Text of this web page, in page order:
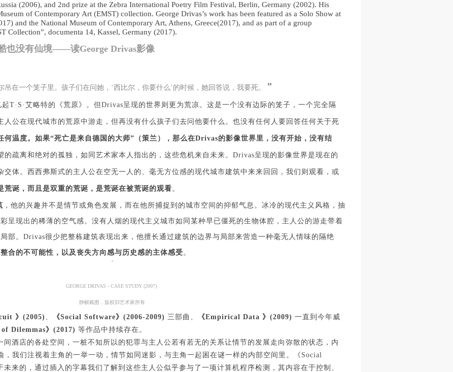
(2006), and 2nd prize at the Zebra International Poetry Film Festival, Berlin, Germany (2002). His
of Contemporary Art (EMST) collection. George Drivas’s work has been featured as a Solo Show at
and the National Museum of Contemporary Art, Athens, Greece(2017), and as part of a group
Collection”, documenta 14, Kassel, Germany (2017).
也没有仙境——读George Drivas影像
在一个笼子里。孩子们在问她，‘西比尔，你要什么’的时候，她回答说，我要死。 ”
T·S·艾略特的《荒原》。但Drivas呈现的世界则更为荒凉。这是一个没有边际的笼子，一个完全隔
人公在现代城市的荒原中游走，但再没有什么孩子们去问他要什么。也没有任何人要回答任何关于死
何温度。如果“死亡是来自德国的大师”（策兰），那么在Drivas的影像世界里，没有开始，没有结
的疏离和绝对的孤独，如同艺术家本人指出的，这些危机来自未来。Drivas呈现的影像世界是现在的
交体。西西弗斯式的主人公在空无一人的、毫无方位感的现代城市建筑中来来回回，我们则观看，或
荒诞，而且是双重的荒诞，是荒诞在被荒诞的观看。
，他的兴趣并不是情节或角色发展，而在他所捕捉到的城市空间的抑郁气息。冰冷的现代主义风格，抽
呈现出的稀薄的空气感。没有人烟的现代主义城市如同某种早已僵死的生物体腔，主人公的游走带着
部。Drivas很少把整栋建筑表现出来，他擅长通过建筑的边界与局部来营造一种毫无人情味的隔绝
合的不可能性，以及丧失方向感与历史感的主体感受。
GEORGE DRIVAS - CASE STUDY (2007)
静帧截图，版权归艺术家所有
》(2005)、 《Social Software》(2006-2009) 三部曲、 《Empirical Data 》(2009) 一直到今年威
Dilemmas》(2017) 等作品中持续存在。
酒店的各处空间，一桩不知所以的犯罪与主人公若有若无的关系让情节的发展走向弥散的状态，内
，我们注视着主角的一举一动，情节如同迷影，与主角一起困在谜一样的内部空间里。《Social
来的，通过插入的字幕我们了解到这些主人公似乎参与了一项计算机程序检测，其内容在于控制、
央美术学院美术馆活动安全免责协议书
一条
加本次活动者必须遵守中华人民共和国的相关法律、法规，必须遵循道德
社会公德规范，并应该具备以人为本、团结友爱、互相帮助和助人为乐的
好品质。
三条
加活动者在此次活动期间的人身安全责任自负。鼓励参加者自行购买人身
全保险。活动中一旦出现事故，活动中任何非事故当事人及美术馆将不承
人身事故的任何责任，但有互相援助的义务。参加活动的成员应当积极主
的组织实施救援工作，但对事故本身不承担任何法律责任和经济责任。参
本次活动者的人身安全不负有民事及相关连带责任。
加活动者在此次活动期间应主动遵守美术馆活动秩序、维护美术馆场地及
示、展览、馆藏艺术作品及衍生品的安全。活动中一旦因个人原因造成美
馆场地、空间、艺术品、衍生品等受到不同程度的损失、破坏。活动中任
非事故当事人及美术馆将不承担相应的责任与损失，应由参与活动者根据
应的法律条文、组织规定进行协商和赔偿。并追究相应的法律责任和经济
央美术学院美术馆活动安全免责协议书
一条
加本次活动者必须遵守中华人民共和国的相关法律、法规，必须遵循道德
社会公德规范，并应该具备以人为本、团结友爱、互相帮助和助人为乐的
好品质。
三条
加活动者在此次活动期间的人身安全责任自负。鼓励参加者自行购买人身
全保险。活动中一旦出现事故，活动中任何非事故当事人及美术馆将不承
人身事故的任何责任，但有互相援助的义务。参加活动的成员应当积极主
的组织实施救援工作，但对事故本身不承担任何法律责任和经济责任。参
本次活动者的人身安全不负有民事及相关连带责任。
加活动者在此次活动期间应主动遵守美术馆活动秩序、维护美术馆场地及
示、展览、馆藏艺术作品及衍生品的安全。活动中一旦因个人原因造成美
馆场地、空间、艺术品、衍生品等受到不同程度的损失、破坏。活动中任
非事故当事人及美术馆将不承担相应的责任与损失，应由参与活动者根据
应的法律条文、组织规定进行协商和赔偿。并追究相应的法律责任和经济
央美术学院美术馆活动安全免责协议书
一条
加本次活动者必须遵守中华人民共和国的相关法律、法规，必须遵循道德
社会公德规范，并应该具备以人为本、团结友爱、互相帮助和助人为乐的
好品质。
三条
加活动者在此次活动期间的人身安全责任自负。鼓励参加者自行购买人身
全保险。活动中一旦出现事故，活动中任何非事故当事人及美术馆将不承
人身事故的任何责任，但有互相援助的义务。参加活动的成员应当积极主
的组织实施救援工作，但对事故本身不承担任何法律责任和经济责任。参
本次活动者的人身安全不负有民事及相关连带责任。
加活动者在此次活动期间应主动遵守美术馆活动秩序、维护美术馆场地及
示、展览、馆藏艺术作品及衍生品的安全。活动中一旦因个人原因造成美
馆场地、空间、艺术品、衍生品等受到不同程度的损失、破坏。活动中任
非事故当事人及美术馆将不承担相应的责任与损失，应由参与活动者根据
应的法律条文、组织规定进行协商和赔偿。并追究相应的法律责任和经济